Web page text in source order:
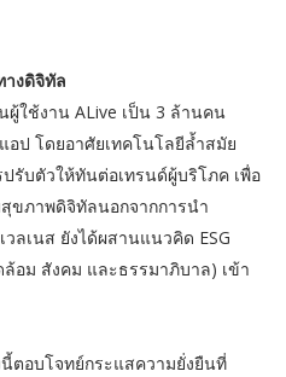
างดิจิทัล
นผู้ใช้งาน ALive เป็น 3 ล้านคน
อป โดยอาศัยเทคโนโลยีล้ำสมัย
รับตัวให้ทันต่อเทรนด์ผู้บริโภค เพื่อ
ขภาพดิจิทัลนอกจากการนำ
วลเนส ยังได้ผสานแนวคิด ESG
ล้อม สังคม และธรรมาภิบาล) เข้า
ตอบโจทย์กระแสความยั่งยืนที่